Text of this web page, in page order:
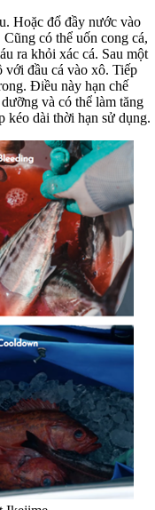
Hoặc đổ đầy nước vào
có thể uốn cong cá,
ra khỏi xác cá. Sau một
với đầu cá vào xô. Tiếp
Điều này hạn chế
và có thể làm tăng
kéo dài thời hạn sử dụng.